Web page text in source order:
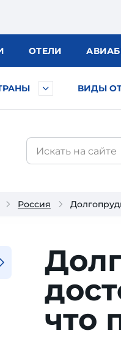
ОТЕЛИ АВИА
ВИДЫ
Россия
что